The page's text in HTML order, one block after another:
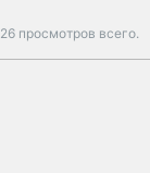
26 просмотров всего.